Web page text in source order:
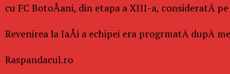
cu FC BotoÅani, din etapa a XIII-a, consideratÄ
Revenirea la IaÅi a echipei era progrmatÄ dupÄ
Raspandacul.ro